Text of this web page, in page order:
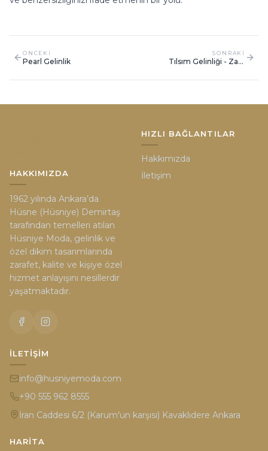
ONCEKI
Pearl Gelinlik
SONRAKI
Tılsım Gelinliği - Zarif
HAKKIMIZDA
1962 yılında Ankara’da
Hüsne (Hüsniye) Demirtaş
tarafından temelleri atılan
Hüsniye Moda, gelinlik ve
özel dikim tasarımlarında
zarafet, kalite ve kişiye özel
hizmet anlayışını nesillerdir
yaşatmaktadır.
HIZLI BAĞLANTILAR
Hakkımızda
İletişim
İLETIŞIM
info@husniyemoda.com
+90 555 962 8555
İran Caddesi 6/2 (Karum'un karşısı) Kavaklıdere Ankara
HARITA